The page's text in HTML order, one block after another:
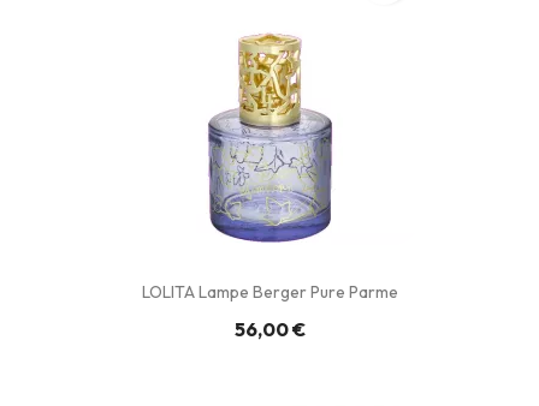
LOLITA Lampe Berger Pure Parme
56,00 €